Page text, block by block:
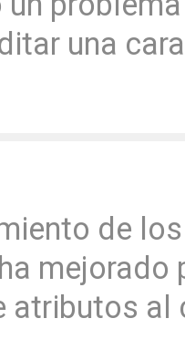
una
de
mejorado
atributos al